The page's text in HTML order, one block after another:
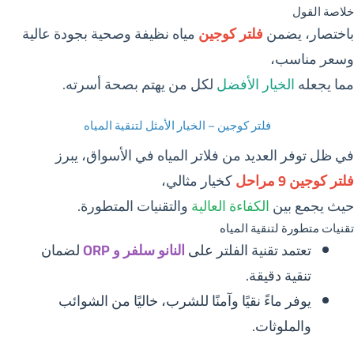
خلاصة القول
باختصار، يضمنفلتر كوجينمياه نظيفة وصحية بجودة عالية
وسعر مناسب،
مما يجعلهالخيار الأفضللكل من يهتم بصحة أسرته.
فلتر كوجين – الخيار الأمثل لتنقية المياه
في ظل توفر العديد من فلاتر المياه في الأسواق، يبرز
فلتر كوجين 9 مراحل
كخيار مثالي،
حيث يجمع بينالكفاءة العاليةوالتقنيات المتطورة.
تقنيات متطورة لتنقية المياه
تعتمد تقنية الفلتر علىالنانو سلفر و ORP
لضمان
تنقية دقيقة.
يوفر ماءً نقيًا وآمنًا للشرب، خاليًا من الشوائب
والملوثات.